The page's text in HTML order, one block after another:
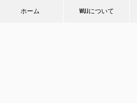
ホーム WUJについて